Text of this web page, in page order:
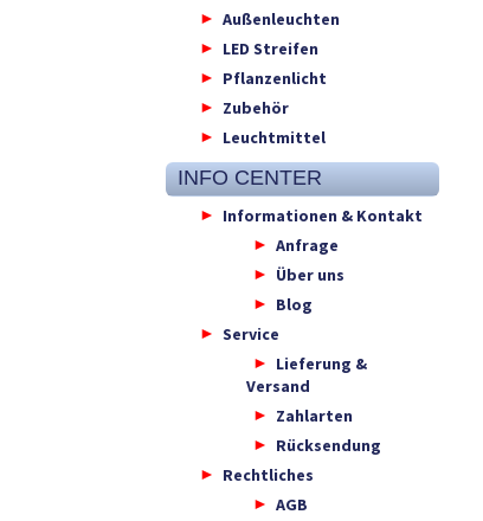
Außenleuchten
LED Streifen
Pflanzenlicht
Zubehör
Leuchtmittel
INFO CENTER
Informationen & Kontakt
Anfrage
Über uns
Blog
Service
Lieferung &
Versand
Zahlarten
Rücksendung
Rechtliches
AGB